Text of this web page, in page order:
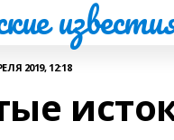
2019, 12:18